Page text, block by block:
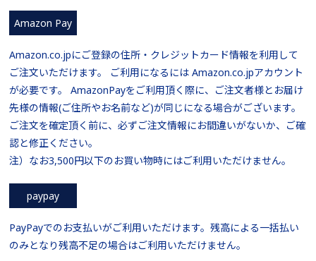
Amazon Pay
Amazon.co.jpにご登録の住所・クレジットカード情報を利用して
ご注文いただけます。 ご利用になるには Amazon.co.jpアカウント
が必要です。 AmazonPayをご利用頂く際に、ご注文者様とお届け
先様の情報(ご住所やお名前など)が同じになる場合がございます。
ご注文を確定頂く前に、必ずご注文情報にお間違いがないか、ご確
認と修正ください。
注）なお3,500円以下のお買い物時にはご利用いただけません。
paypay
PayPayでのお支払いがご利用いただけます。残高による一括払い
のみとなり残高不足の場合はご利用いただけません。